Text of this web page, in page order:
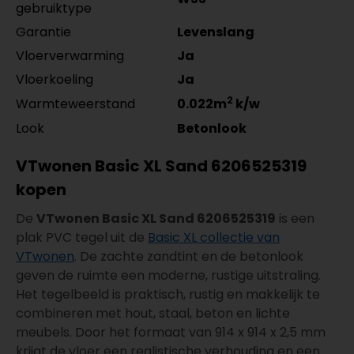
gebruiktype
Garantie
Levenslang
Vloerverwarming
Ja
Vloerkoeling
Ja
Warmteweerstand
0.022m2 k/w
Look
Betonlook
VTwonen Basic XL Sand 6206525319
kopen
De VTwonen Basic XL Sand 6206525319 is een
plak PVC tegel uit de Basic XL collectie van
VTwonen. De zachte zandtint en de betonlook
geven de ruimte een moderne, rustige uitstraling.
Het tegelbeeld is praktisch, rustig en makkelijk te
combineren met hout, staal, beton en lichte
meubels. Door het formaat van 914 x 914 x 2,5 mm